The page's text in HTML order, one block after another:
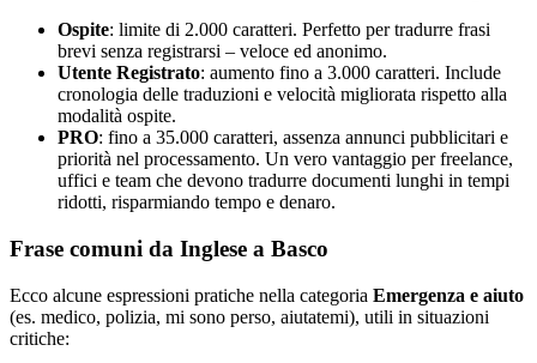
Ospite: limite di 2.000 caratteri. Perfetto per tradurre frasi
brevi senza registrarsi – veloce ed anonimo.
Utente Registrato: aumento fino a 3.000 caratteri. Include
cronologia delle traduzioni e velocità migliorata rispetto alla
modalità ospite.
PRO: fino a 35.000 caratteri, assenza annunci pubblicitari e
priorità nel processamento. Un vero vantaggio per freelance,
uffici e team che devono tradurre documenti lunghi in tempi
ridotti, risparmiando tempo e denaro.
Frase comuni da Inglese a Basco
Ecco alcune espressioni pratiche nella categoria Emergenza e aiuto
(es. medico, polizia, mi sono perso, aiutatemi), utili in situazioni
critiche: